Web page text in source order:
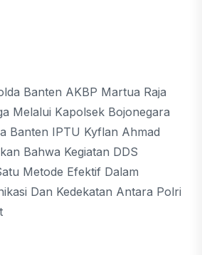
Banten AKBP Martua Raja
Melalui Kapolsek Bojonegara
Banten IPTU Kyflan Ahmad
Bahwa Kegiatan DDS
Metode Efektif Dalam
Dan Kedekatan Antara Polri